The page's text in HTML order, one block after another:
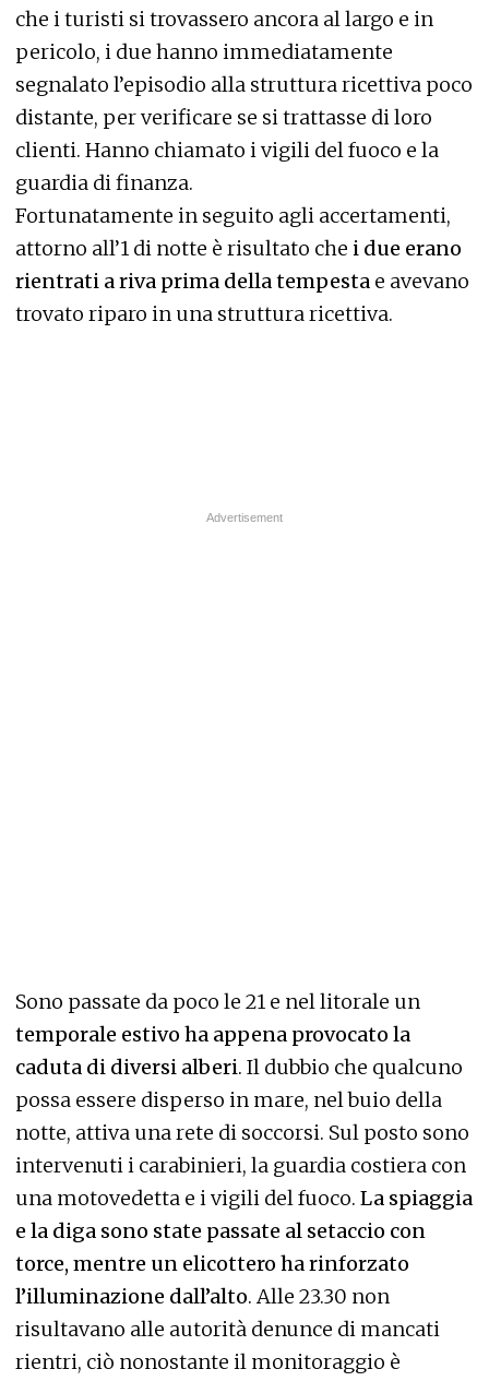
che i turisti si trovassero ancora al largo e in
pericolo, i due hanno immediatamente
segnalato l’episodio alla struttura ricettiva poco
distante, per verificare se si trattasse di loro
clienti. Hanno chiamato i vigili del fuoco e la
guardia di finanza.
Fortunatamente in seguito agli accertamenti,
attorno all’1 di notte è risultato che i due erano
rientrati a riva prima della tempesta e avevano
trovato riparo in una struttura ricettiva.
Sono passate da poco le 21 e nel litorale un
temporale estivo ha appena provocato la
caduta di diversi alberi. Il dubbio che qualcuno
possa essere disperso in mare, nel buio della
notte, attiva una rete di soccorsi. Sul posto sono
intervenuti i carabinieri, la guardia costiera con
una motovedetta e i vigili del fuoco. La spiaggia
e la diga sono state passate al setaccio con
torce, mentre un elicottero ha rinforzato
l’illuminazione dall’alto. Alle 23.30 non
risultavano alle autorità denunce di mancati
rientri, ciò nonostante il monitoraggio è